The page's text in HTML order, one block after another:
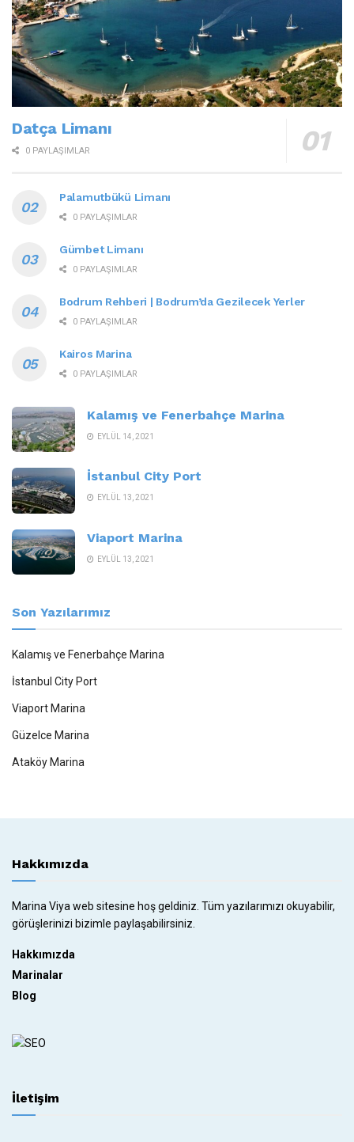
Datça Limanı
0 PAYLAŞIMLAR
Palamutbükü Limanı
0 PAYLAŞIMLAR
Gümbet Limanı
0 PAYLAŞIMLAR
Bodrum Rehberi | Bodrum’da Gezilecek Yerler
0 PAYLAŞIMLAR
Kairos Marina
0 PAYLAŞIMLAR
Kalamış ve Fenerbahçe Marina
EYLÜL 14, 2021
İstanbul City Port
EYLÜL 13, 2021
Viaport Marina
EYLÜL 13, 2021
Son Yazılarımız
Kalamış ve Fenerbahçe Marina
İstanbul City Port
Viaport Marina
Güzelce Marina
Ataköy Marina
Hakkımızda
Marina Viya web sitesine hoş geldiniz. Tüm yazılarımızı okuyabilir,
görüşlerinizi bizimle paylaşabilirsiniz.
Hakkımızda
Marinalar
Blog
İletişim